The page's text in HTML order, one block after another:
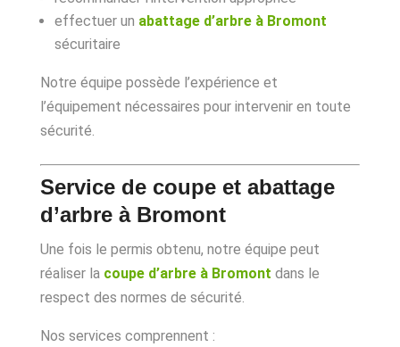
effectuer un abattage d’arbre à Bromont
sécuritaire
Notre équipe possède l’expérience et
l’équipement nécessaires pour intervenir en toute
sécurité.
Service de coupe et abattage
d’arbre à Bromont
Une fois le permis obtenu, notre équipe peut
réaliser la coupe d’arbre à Bromont dans le
respect des normes de sécurité.
Nos services comprennent :